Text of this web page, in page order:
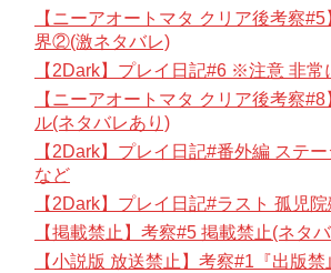
【ニーアオートマタ クリア後考察
界②(激ネタバレ)
【2Dark】プレイ日記#6 ※注意 非常
【ニーアオートマタ クリア後考察
ル(ネタバレあり)
【2Dark】プレイ日記#番外編 ステ
など
【2Dark】プレイ日記#ラスト 孤児
【掲載禁止】考察#5 掲載禁止(ネタ
【小説版 放送禁止】考察#1『出版